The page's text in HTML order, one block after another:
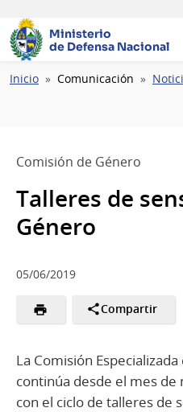
Ministerio
de Defensa Nacional
Ruta
Inicio Comunicación
Comisión de Género
Talleres de
Género
05/06/2019
Compartir
La Comisión
continúa desde el mes
con el ciclo de talleres de